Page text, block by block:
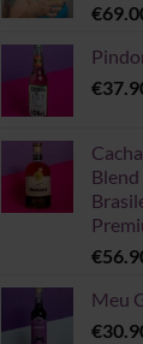
€
€
€
Meu
€